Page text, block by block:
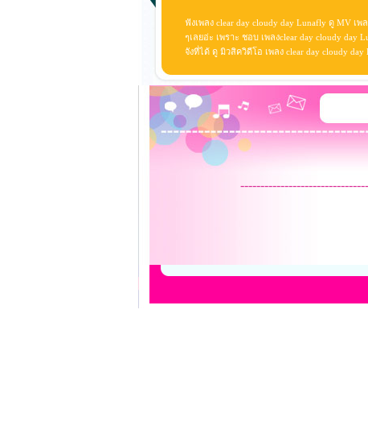
ฟังเพลง clear day cloudy day Lunafly ดู MV เพ
ๆเลยอ่ะ เพราะ ชอบ เพลงclear day cloudy day
จังที่ได้ ดู มิวสิควิดีโอ เพลง clear day cloudy